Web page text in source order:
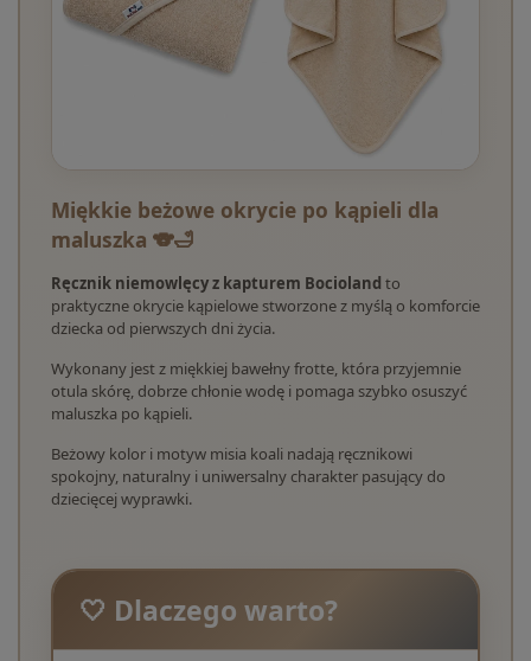
Miękkie beżowe okrycie po kąpieli dla
maluszka 🐨🛁
Ręcznik niemowlęcy z kapturem Bocioland to
praktyczne okrycie kąpielowe stworzone z myślą o komforcie
dziecka od pierwszych dni życia.
Wykonany jest z miękkiej bawełny frotte, która przyjemnie
otula skórę, dobrze chłonie wodę i pomaga szybko osuszyć
maluszka po kąpieli.
Beżowy kolor i motyw misia koali nadają ręcznikowi
spokojny, naturalny i uniwersalny charakter pasujący do
dziecięcej wyprawki.
🤍 Dlaczego warto?